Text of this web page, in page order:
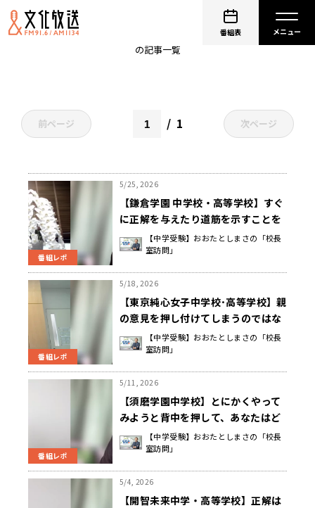
番組表
の記事一覧
前ページ 1 次ページ
番組レポ
5/25, 2026
【鎌倉学園 中学校・高等学校】すぐ
に正解を与えたり道筋を示すことを
せず、愛情を持って見守ることで、
子どもなりの正解が出るまで待つ
【中学受験】おおたとしまさの「校長
室訪問」
番組レポ
5/18, 2026
【東京純心女子中学校･高等学校】親
の意見を押し付けてしまうのではな
く、対話を重ねながら、子どものあ
りのままを大切にする 森 扶二子 校
【中学受験】おおたとしまさの「校長
室訪問」
番組レポ
5/11, 2026
【須磨学園中学校】とにかくやって
みようと背中を押して、あなたはど
う思う？と問うことで考えるきっか
けをつくる 西 泰子 校長先生
【中学受験】おおたとしまさの「校長
室訪問」
5/4, 2026
【開智未来中学・高等学校】正解は